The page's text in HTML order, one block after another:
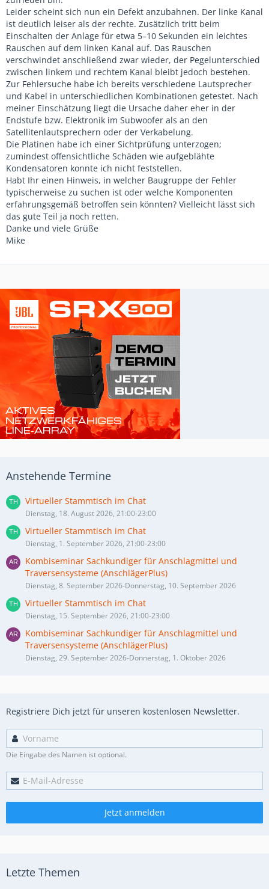
Leider scheint sich nun ein Defekt anzubahnen. Der linke Kanal
ist deutlich leiser als der rechte. Zusätzlich tritt beim
Einschalten der Anlage für etwa 5–10 Sekunden ein leichtes
Rauschen auf dem linken Kanal auf. Das Rauschen
verschwindet anschließend zwar wieder, der Pegelunterschied
zwischen linkem und rechtem Kanal bleibt jedoch bestehen.
Zur Fehlersuche habe ich bereits verschiedene Lautsprecher
und Kabel in unterschiedlichen Kombinationen getestet. Nach
meiner Einschätzung liegt die Ursache daher eher in der
Endstufe bzw. Elektronik im Subwoofer als an den
Satellitenlautsprechern oder der Verkabelung.
Die Platinen habe ich einer Sichtprüfung unterzogen;
zumindest offensichtliche Schäden wie aufgeblähte
Kondensatoren konnte ich nicht feststellen.
Habt Ihr einen Hinweis, in welcher Baugruppe der Fehler
typischerweise zu suchen ist oder welche Komponenten
erfahrungsgemäß betroffen sein könnten? Vielleicht lässt sich
das gute Teil ja noch retten.
Danke und viele Grüße
Mike
Anstehende Termine
Virtueller Stammtisch im Chat
Dienstag, 18. August 2026, 21:00-23:00
Virtueller Stammtisch im Chat
Dienstag, 1. September 2026, 21:00-23:00
Kombiseminar Sachkundiger für Anschlagmittel und
Traversensysteme (AnschlägerPlus)
Dienstag, 8. September 2026-Donnerstag, 10. September 2026
Virtueller Stammtisch im Chat
Dienstag, 15. September 2026, 21:00-23:00
Kombiseminar Sachkundiger für Anschlagmittel und
Traversensysteme (AnschlägerPlus)
Dienstag, 29. September 2026-Donnerstag, 1. Oktober 2026
Registriere Dich jetzt für unseren kostenlosen Newsletter.
Die Eingabe des Namen ist optional.
Jetzt anmelden
Letzte Themen